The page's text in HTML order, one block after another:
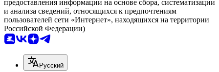
предоставления информации на основе сбора, систематизации
и анализа сведений, относящихся к предпочтениям
пользователей сети «Интернет», находящихся на территории
Российской Федерации)
Русский